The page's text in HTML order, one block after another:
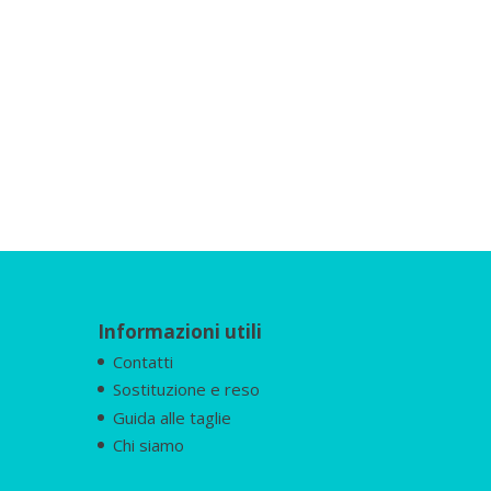
Informazioni utili
Contatti
Sostituzione e reso
Guida alle taglie
Chi siamo